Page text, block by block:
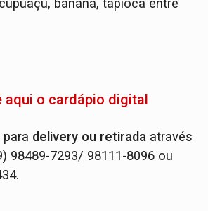
banana, tapioca entre
aqui o cardápio digital
delivery ou retirada através
98489-7293/ 98111-8096 ou